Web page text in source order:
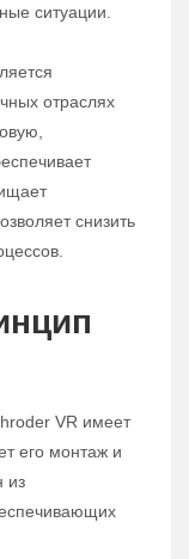
ситуации.
отраслях
снизить
VR имеет
его монтаж и
из